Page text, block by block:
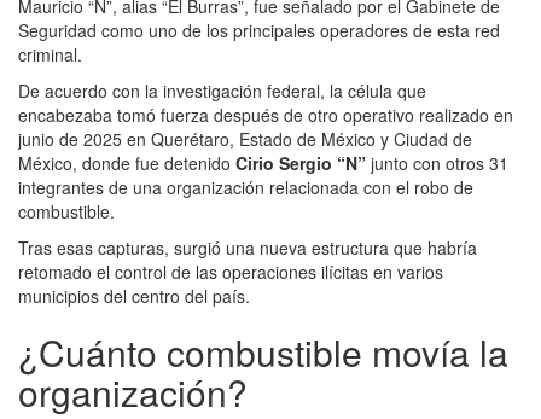
Mauricio “N”, alias “El Burras”, fue señalado por el Gabinete de
Seguridad como uno de los principales operadores de esta red
criminal.
De acuerdo con la investigación federal, la célula que
encabezaba tomó fuerza después de otro operativo realizado en
junio de 2025 en Querétaro, Estado de México y Ciudad de
México, donde fue detenido Cirio Sergio “N” junto con otros 31
integrantes de una organización relacionada con el robo de
combustible.
Tras esas capturas, surgió una nueva estructura que habría
retomado el control de las operaciones ilícitas en varios
municipios del centro del país.
¿Cuánto combustible movía la
organización?